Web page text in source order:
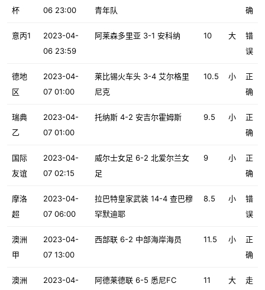
杯
06 23:00
青年队
确
意丙1
2023-04-
06 23:59
阿莱森多里亚 3-1 安科纳 10 大
错
误
德地
区
2023-04-
07 01:00
莱比锡火车头 3-4 艾尔格里
尼克
10.5 小
正
确
瑞典
乙
2023-04-
07 01:00
托纳斯 4-2 安吉尔霍姆斯 9.5 小
正
确
国际
友谊
2023-04-
07 02:15
威尔士女足 6-2 北爱尔兰女
足
9 小
正
确
摩洛
超
2023-04-
07 06:00
拉巴特皇家武装 14-4 查巴穆
罕默迪耶
8.5 小
错
误
澳洲
甲
2023-04-
07 13:00
西部联 6-2 中部海岸海员 11.5 小
正
确
澳洲
2023-04-
阿德莱德联 6-5 悉尼FC 11 大
走